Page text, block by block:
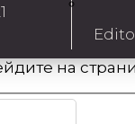
на